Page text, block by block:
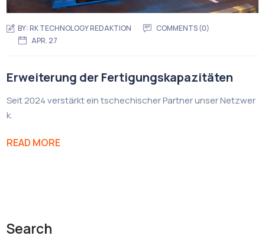
BY:RK TECHNOLOGY REDAKTION
COMMENTS (0)
APR. 27
Erweiterung der Fertigungskapazitäten
Seit 2024 verstärkt ein tschechischer Partner unser Netzwer
k.
READ MORE
Search